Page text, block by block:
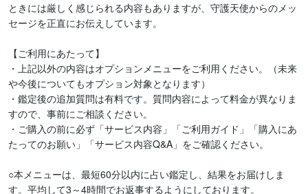
ときには厳しく感じられる内容もありますが、守護天使からのメッ
セージを正直にお伝えしています。
【ご利用にあたって】
・上記以外の内容はオプションメニューをご利用ください。（未来
や今後についてもオプション対象となります）
・鑑定後の追加質問は有料です。質問内容によって料金が異なりま
すので、事前にご相談ください。
・ご購入の前に必ず「サービス内容」「ご利用ガイド」「購入にあ
たってのお願い」「サービス内容Q&A」をご確認ください。
○本メニューは、最短60分以内に占い鑑定し、結果をお届けしま